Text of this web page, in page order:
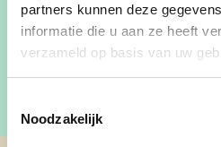
partners kunnen deze
informatie die u aan ze heeft
verzameld op basis van uw
Noodzakelijk